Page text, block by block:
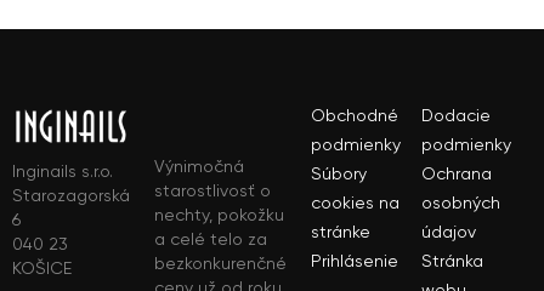
Inginails s.r.o.
Starozagorská
6
040 23
KOŠICE
Výnimočná
starostlivosť o
nechty, pokožku
a celé telo za
bezkonkurenčné
Obchodné
podmienky
Dodacie
podmienky
Súbory
cookies na
stránke
Ochrana
osobných
údajov
Prihlásenie
Stránka